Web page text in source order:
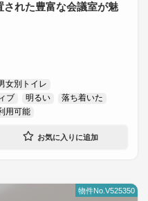
された豊富な会議室が魅
女別トイレ
ブ 明るい
落ち着いた
用可能
物件No.V525350